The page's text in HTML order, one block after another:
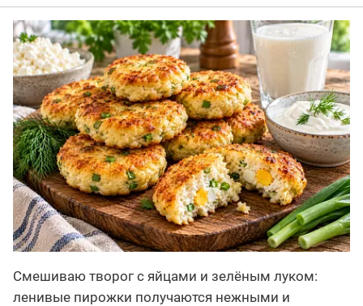
Смешиваю творог с яйцами и зелёным луком:
ленивые пирожки получаются нежными и